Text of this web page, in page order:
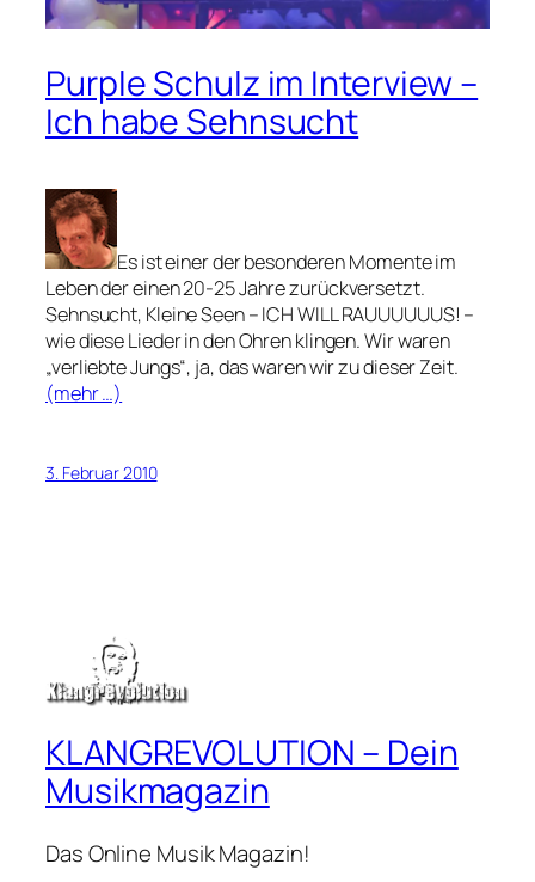
Purple Schulz im Interview –
Ich habe Sehnsucht
Es ist einer der besonderen Momente im
Leben der einen 20-25 Jahre zurückversetzt.
Sehnsucht, Kleine Seen – ICH WILL RAUUUUUUS! –
wie diese Lieder in den Ohren klingen. Wir waren
„verliebte Jungs“, ja, das waren wir zu dieser Zeit.
(mehr …)
3. Februar 2010
KLANGREVOLUTION – Dein
Musikmagazin
Das Online Musik Magazin!